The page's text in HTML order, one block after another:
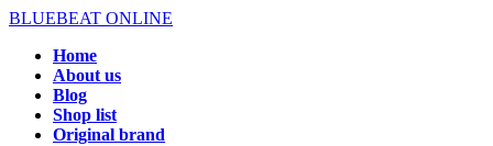
コ
ナ
BLUEBEAT ONLINE
Home
About us
Blog
Shop list
Original brand